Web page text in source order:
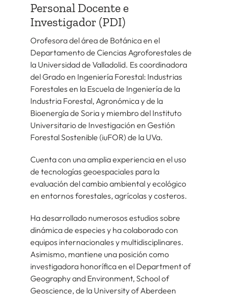
Personal Docente e
Investigador (PDI)
Orofesora del área de Botánica en el
Departamento de Ciencias Agroforestales de
la Universidad de Valladolid. Es coordinadora
del Grado en Ingeniería Forestal: Industrias
Forestales en la Escuela de Ingeniería de la
Industria Forestal, Agronómica y de la
Bioenergía de Soria y miembro del Instituto
Universitario de Investigación en Gestión
Forestal Sostenible (iuFOR) de la UVa.
Cuenta con una amplia experiencia en el uso
de tecnologías geoespaciales para la
evaluación del cambio ambiental y ecológico
en entornos forestales, agrícolas y costeros.
Ha desarrollado numerosos estudios sobre
dinámica de especies y ha colaborado con
equipos internacionales y multidisciplinares.
Asimismo, mantiene una posición como
investigadora honorífica en el Department of
Geography and Environment, School of
Geoscience, de la University of Aberdeen